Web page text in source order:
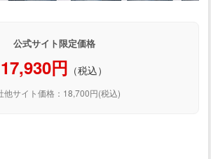
公式サイト限定価格
17,930円 （税込）
他サイト価格：18,700円(税込)